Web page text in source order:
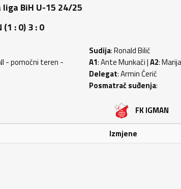
BiH U-15 24/25
(1 : 0) 3 : 0
- pomoćni teren -
Sudija: Ronald Bilić
A1: Ante Munkači |A2:
Delegat: Armin Ćerić
Posmatrač suđenja:
FK IGMAN
Izmjene